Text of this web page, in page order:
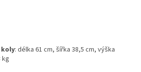
koly: délka 61 cm, šířka 38,5 cm, výška
kg